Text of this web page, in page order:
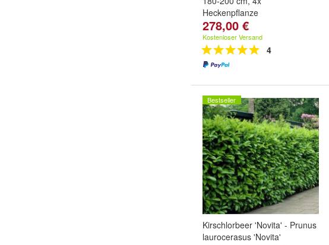
Heckenpflanze
278,00 €
Kostenloser Versand
4
Bestseller
Kirschlorbeer 'Novita' - Prunus
laurocerasus 'Novita'